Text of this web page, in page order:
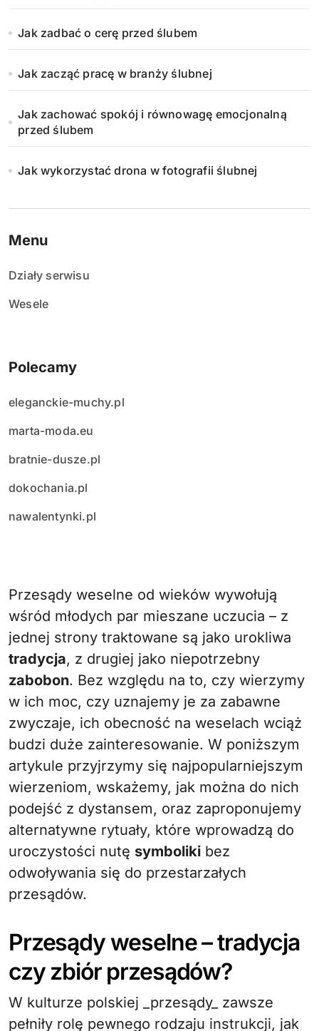
Jak zadbać o cerę przed ślubem
Jak zacząć pracę w branży ślubnej
Jak zachować spokój i równowagę emocjonalną
przed ślubem
Jak wykorzystać drona w fotografii ślubnej
Menu
Działy serwisu
Wesele
Polecamy
eleganckie-muchy.pl
marta-moda.eu
bratnie-dusze.pl
dokochania.pl
nawalentynki.pl
Przesądy weselne od wieków wywołują
wśród młodych par mieszane uczucia – z
jednej strony traktowane są jako urokliwa
tradycja, z drugiej jako niepotrzebny
zabobon. Bez względu na to, czy wierzymy
w ich moc, czy uznajemy je za zabawne
zwyczaje, ich obecność na weselach wciąż
budzi duże zainteresowanie. W poniższym
artykule przyjrzymy się najpopularniejszym
wierzeniom, wskażemy, jak można do nich
podejść z dystansem, oraz zaproponujemy
alternatywne rytuały, które wprowadzą do
uroczystości nutę symboliki bez
odwoływania się do przestarzałych
przesądów.
Przesądy weselne – tradycja
czy zbiór przesądów?
W kulturze polskiej _przesądy_ zawsze
pełniły rolę pewnego rodzaju instrukcji, jak